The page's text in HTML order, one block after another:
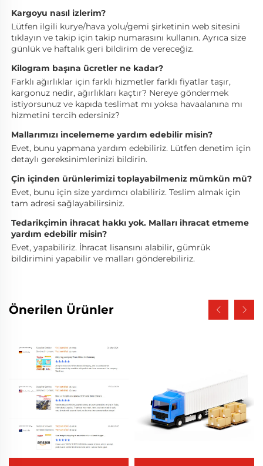
Kargoyu nasıl izlerim?
Lütfen ilgili kurye/hava yolu/gemi şirketinin web sitesini
tıklayın ve takip için takip numarasını kullanın. Ayrıca size
günlük ve haftalık geri bildirim de vereceğiz.
Kilogram başına ücretler ne kadar?
Farklı ağırlıklar için farklı hizmetler farklı fiyatlar taşır,
kargonuz nedir, ağırlıkları kaçtır? Nereye göndermek
istiyorsunuz ve kapıda teslimat mı yoksa havaalanına mı
hizmetini tercih edersiniz?
Mallarımızı incelememe yardım edebilir misin?
Evet, bunu yapmana yardım edebiliriz. Lütfen denetim için
detaylı gereksinimlerinizi bildirin.
Çin içinden ürünlerimizi toplayabilmeniz mümkün mü?
Evet, bunu için size yardımcı olabiliriz. Teslim almak için
tam adresi sağlayabilirsiniz.
Tedarikçimin ihracat hakkı yok. Malları ihracat etmeme
yardım edebilir misin?
Evet, yapabiliriz. İhracat lisansını alabilir, gümrük
bildirimini yapabilir ve malları gönderebiliriz.
Önerilen Ürünler